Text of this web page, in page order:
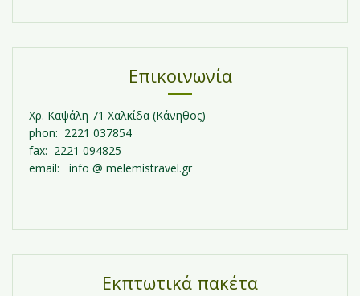
Επικοινωνία
Χρ. Καψάλη 71 Χαλκίδα (Κάνηθος)
phon: 2221 037854
fax: 2221 094825
email: info @ melemistravel.gr
Εκπτωτικά πακέτα